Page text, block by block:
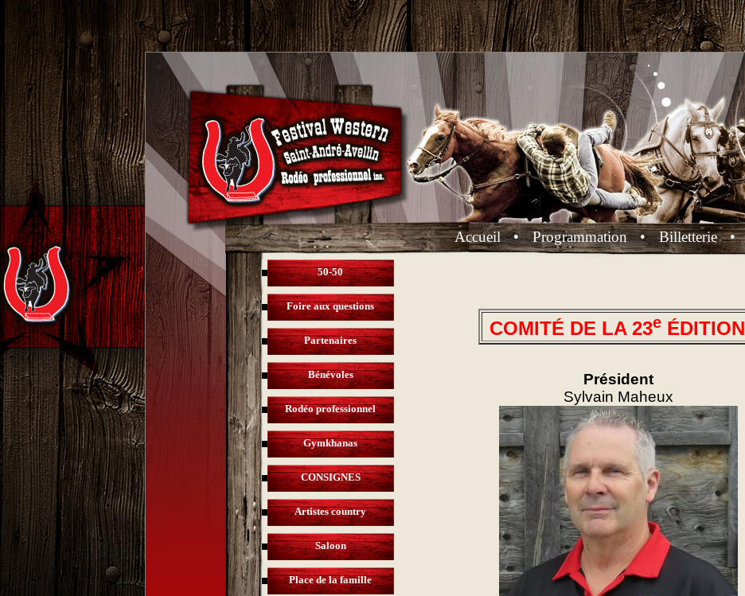
Accueil • Programmation • Billetterie •
50-50
Foire aux questions
Partenaires
Bénévoles
Rodéo professionnel
Gymkhanas
CONSIGNES
Artistes country
Saloon
Place de la famille
COMITÉ DE LA 23e ÉDITION
Président
Sylvain Maheux